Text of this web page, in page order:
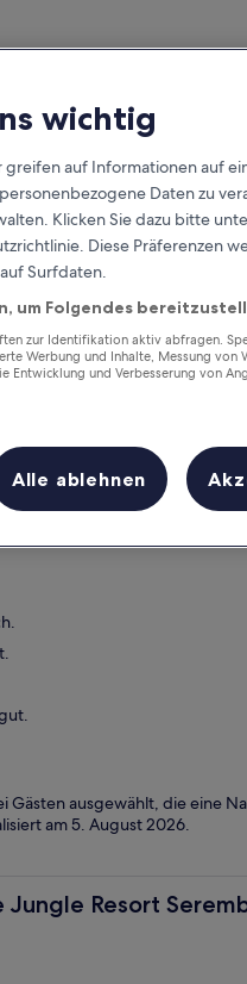
für jede
Übernachtung
Dieses
7. Aug. - 9. Aug.
ausgewählt, die eine
am5. August 2026.
Jungle Resort
Resort Seremban
wichtig
auf Informationen auf
Daten zu
Klicken Sie dazu bitte
Diese Präferenzen
Surfdaten.
um Folgendes
zur Identifikation aktiv abfragen.
Werbung und Inhalte, Messung von
Entwicklung und Verbesserung von
Alle ablehnen